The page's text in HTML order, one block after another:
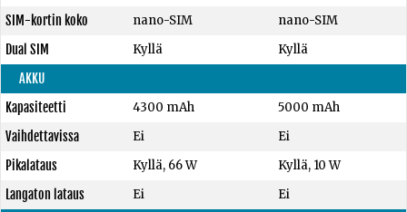
SIM-kortin koko
nano-SIM
nano-SIM
Dual SIM
Kyllä
Kyllä
AKKU
Kapasiteetti
4300 mAh
5000 mAh
Vaihdettavissa
Ei
Ei
Pikalataus
Kyllä, 66 W
Kyllä, 10 W
Langaton lataus
Ei
Ei